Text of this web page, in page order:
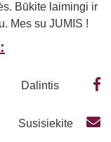
Būkite laimingi ir
Mes su JUMIS !
Dalintis
Susisiekite